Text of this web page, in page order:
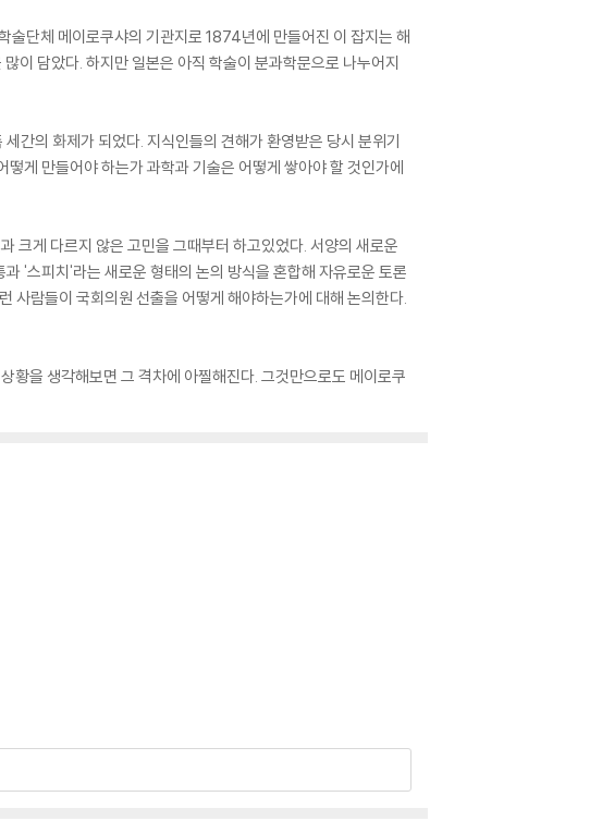
술단체 메이로쿠샤의 기관지로 1874년에 만들어진 이 잡지는 해
이 담았다. 하지만 일본은 아직 학술이 분과학문으로 나누어지
간의 화제가 되었다. 지식인들의 견해가 환영받은 당시 분위기
게 만들어야 하는가 과학과 기술은 어떻게 쌓아야 할 것인가에
크게 다르지 않은 고민을 그때부터 하고있었다. 서양의 새로운
'스피치'라는 새로운 형태의 논의 방식을 혼합해 자유로운 토론
사람들이 국회의원 선출을 어떻게 해야하는가에 대해 논의한다.
황을 생각해보면 그 격차에 아찔해진다. 그것만으로도 메이로쿠